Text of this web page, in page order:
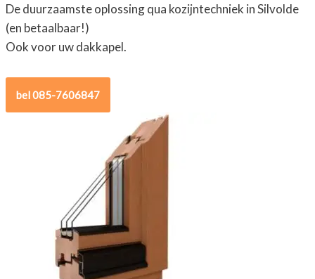
De duurzaamste oplossing qua kozijntechniek in Silvolde
(en betaalbaar!)
Ook voor uw dakkapel.
bel 085-7606847